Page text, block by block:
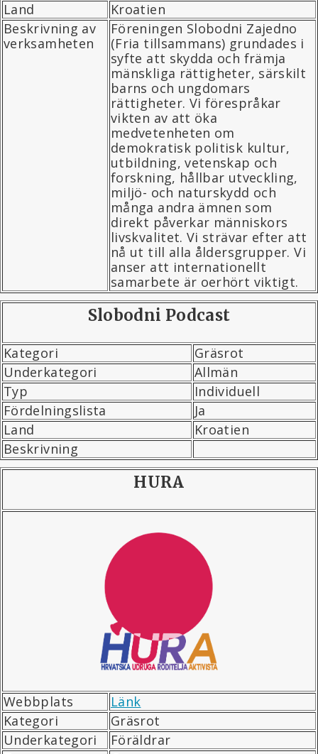
Land
Kroatien
Beskrivning av
verksamheten
Föreningen Slobodni Zajedno
(Fria tillsammans) grundades i
syfte att skydda och främja
mänskliga rättigheter, särskilt
barns och ungdomars
rättigheter. Vi förespråkar
vikten av att öka
medvetenheten om
demokratisk politisk kultur,
utbildning, vetenskap och
forskning, hållbar utveckling,
miljö- och naturskydd och
många andra ämnen som
direkt påverkar människors
livskvalitet. Vi strävar efter att
nå ut till alla åldersgrupper. Vi
anser att internationellt
samarbete är oerhört viktigt.
Slobodni Podcast
Kategori
Gräsrot
Underkategori
Allmän
Typ
Individuell
Fördelningslista
Ja
Land
Kroatien
Beskrivning
HURA
Webbplats
Länk
Kategori
Gräsrot
Underkategori
Föräldrar